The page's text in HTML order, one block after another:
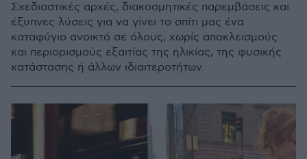
Σχεδιαστικές αρχές, διακοσμητικές παρεμβάσεις και
έξυπνες λύσεις για να γίνει το σπίτι μας ένα
καταφύγιο ανοικτό σε όλους, χωρίς αποκλεισμούς
και περιορισμούς εξαιτίας της ηλικίας, της φυσικής
κατάστασης ή άλλων ιδιαιτεροτήτων.